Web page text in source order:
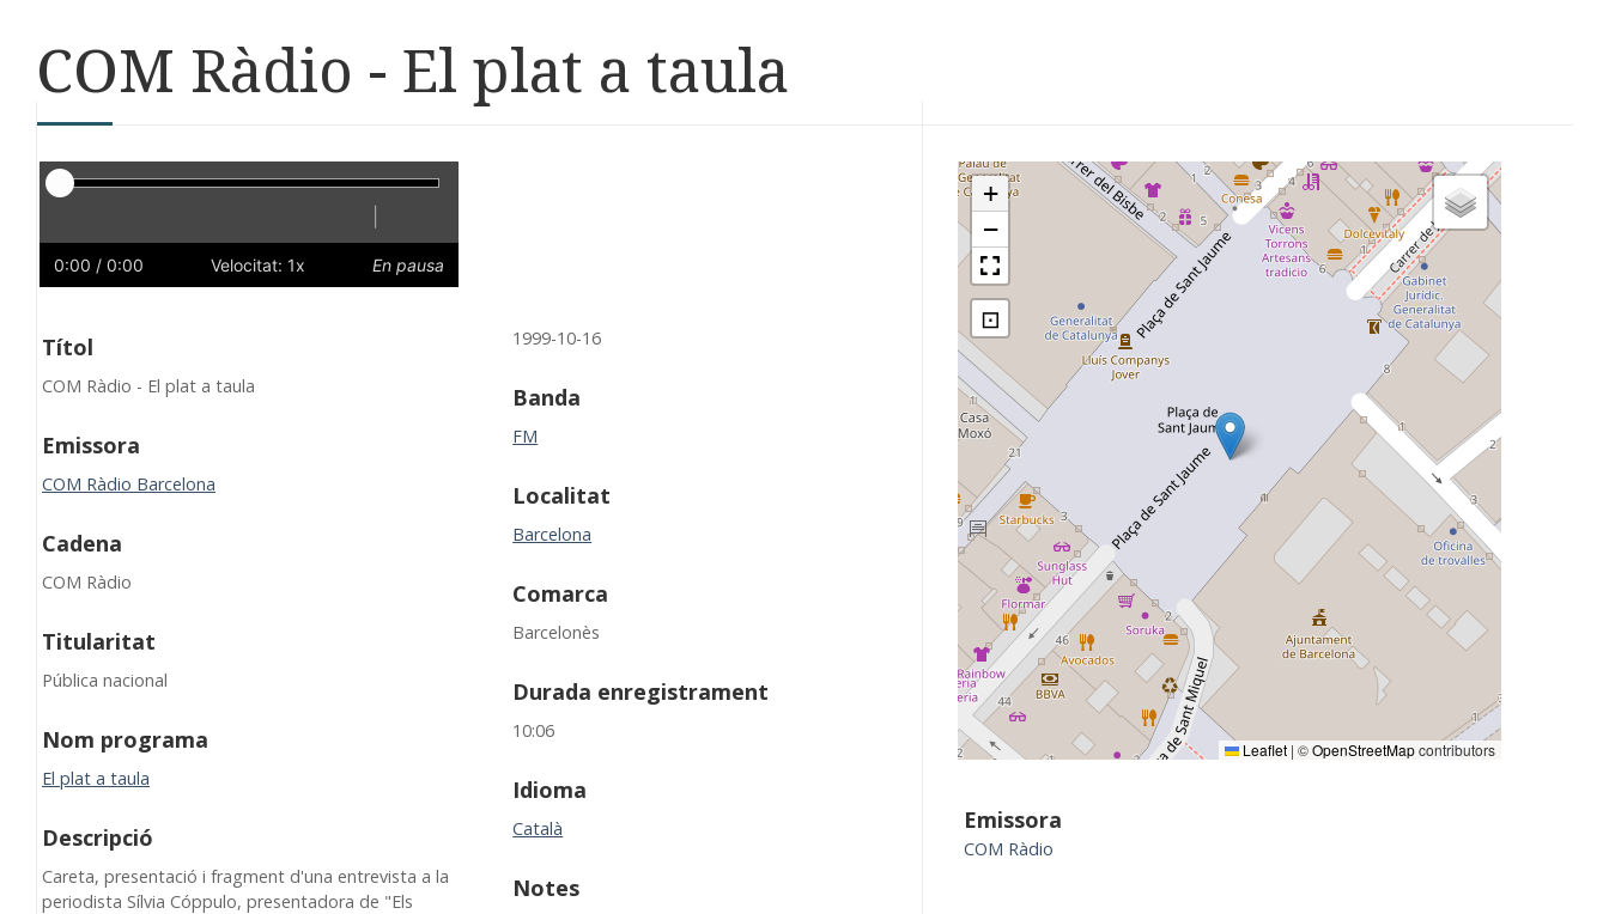
COM Ràdio - El plat a taula
Reproductor
Lent
0:00 / 0:00 Velocitat: 1x En pausa
Títol
COM Ràdio - El plat a taula
Emissora
COM Ràdio Barcelona
Cadena
COM Ràdio
Titularitat
Pública nacional
Nom programa
El plat a taula
Descripció
Careta, presentació i fragment d'una entrevista a la
periodista Sílvia Cóppulo, presentadora de "Els
1999-10-16
Banda
FM
Localitat
Barcelona
Comarca
Barcelonès
Durada enregistrament
10:06
Idioma
Català
Notes
+
−
⊡
Leaflet | ©OpenStreetMapcontributors
Emissora
COM Ràdio